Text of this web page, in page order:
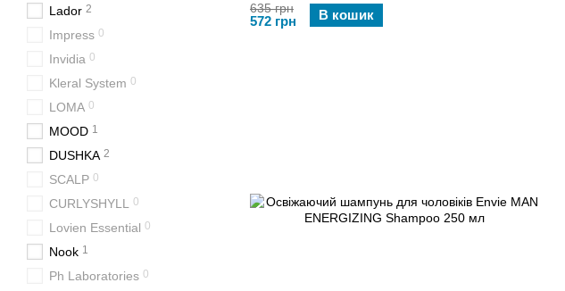
635 грн
572 грн В кошик
Lador 2
Impress 0
Invidia 0
Kleral System 0
LOMA 0
MOOD 1
DUSHKA 2
SCALP 0
CURLYSHYLL 0
Lovien Essential 0
Nook 1
Ph Laboratories 0